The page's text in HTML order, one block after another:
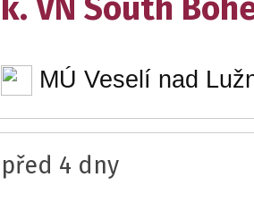
k. VN South
MÚ Veselí nad
před 4 dny